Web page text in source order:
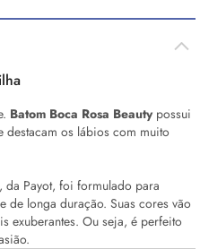
Batom Boca Rosa Beauty possui
destacam os lábios com muito
, da Payot, foi formulado para
longa duração. Suas cores vão
exuberantes. Ou seja, é perfeito